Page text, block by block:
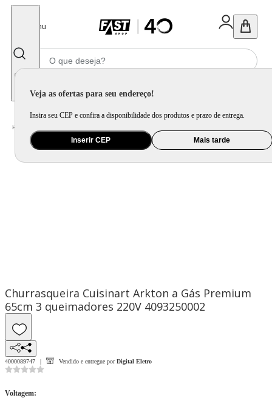
Menu
Veja as ofertas para seu endereço!
Insira seu CEP e confira a disponibilidade dos produtos e prazo de entrega.
Inserir CEP Mais tarde
Home
Churrasqueira Cuisinart Arkton a Gás Premium
65cm 3 queimadores 220V 4093250002
4000089747 Vendido e entregue por Digital Eletro
Voltagem: